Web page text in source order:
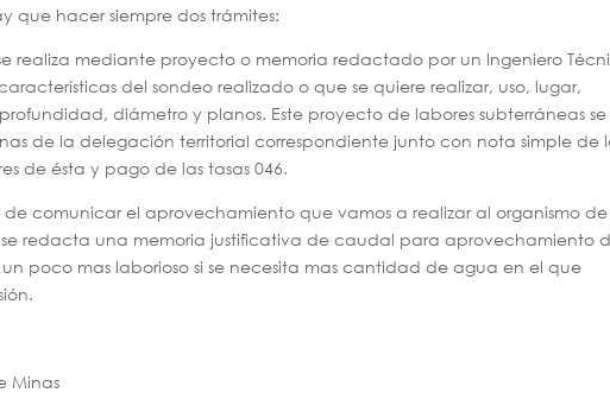
que hacer siempre dos trámites:
realiza mediante proyecto o memoria redactado por un Ingeniero
del sondeo realizado o que se quiere realizar, uso, lugar,
diámetro y planos. Este proyecto de labores subterráneas se
de la delegación territorial correspondiente junto con nota simple de
de ésta y pago de las tasas 046.
comunicar el aprovechamiento que vamos a realizar al organismo de
redacta una memoria justificativa de caudal para aprovechamiento
poco mas laborioso si se necesita mas cantidad de agua en el que
Minas